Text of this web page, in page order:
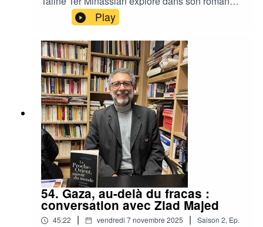
Hotel Baron les zones grises du pouvoir, de
l’espionnage et des engagements intellectuels,
là où la fiction devient une autre manière de dire
le réel.
Play
54. Gaza, au-delà du fracas :
conversation avec Ziad Majed
45:22 | vendredi 7 novembre 2025 | Saison 2, Ep.